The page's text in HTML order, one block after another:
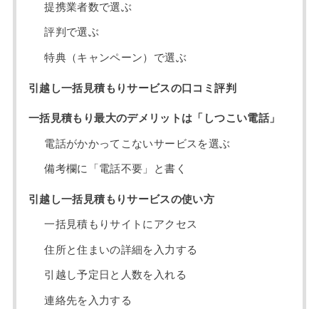
提携業者数で選ぶ
評判で選ぶ
特典（キャンペーン）で選ぶ
引越し一括見積もりサービスの口コミ評判
一括見積もり最大のデメリットは「しつこい電話」
電話がかかってこないサービスを選ぶ
備考欄に「電話不要」と書く
引越し一括見積もりサービスの使い方
一括見積もりサイトにアクセス
住所と住まいの詳細を入力する
引越し予定日と人数を入れる
連絡先を入力する